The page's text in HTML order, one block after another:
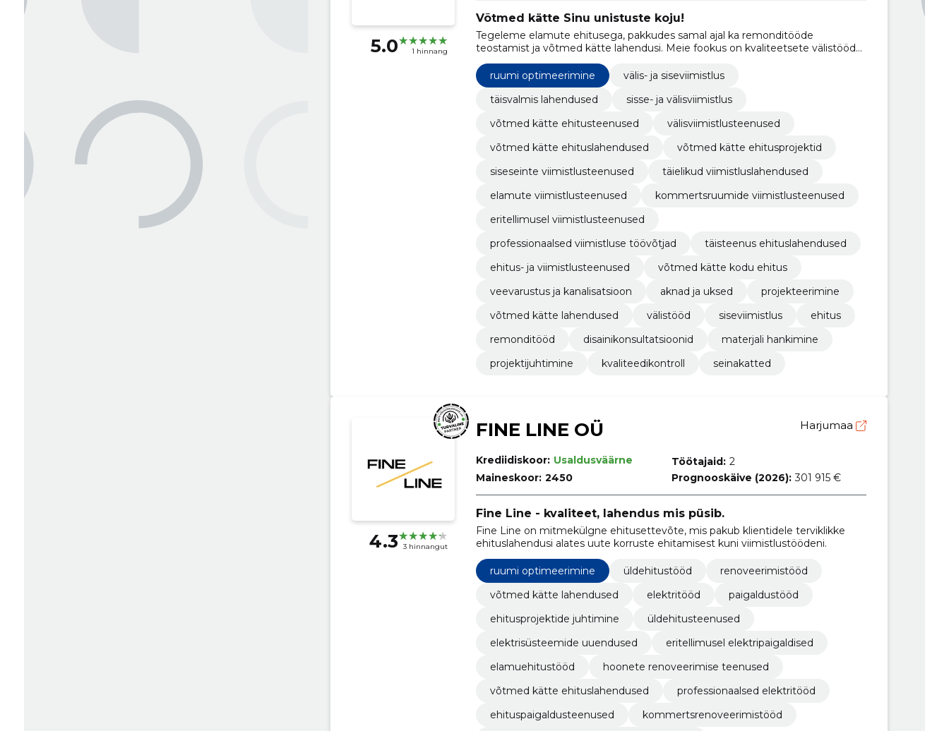
5.0 1 hinnang
Võtmed kätte Sinu unistuste koju!
Tegeleme elamute ehitusega, pakkudes samal ajal ka remonditööde
teostamist ja võtmed kätte lahendusi. Meie fookus on kvaliteetsete välistööde
ja siseviimistluse pakkumisel!
ruumi optimeerimine
välis- ja siseviimistlus
täisvalmis lahendused
sisse- ja välisviimistlus
võtmed kätte ehitusteenused
välisviimistlusteenused
võtmed kätte ehituslahendused
võtmed kätte ehitusprojektid
siseseinte viimistlusteenused
täielikud viimistluslahendused
elamute viimistlusteenused
kommertsruumide viimistlusteenused
eritellimusel viimistlusteenused
professionaalsed viimistluse töövõtjad
täisteenus ehituslahendused
ehitus- ja viimistlusteenused
võtmed kätte kodu ehitus
veevarustus ja kanalisatsioon
aknad ja uksed
projekteerimine
võtmed kätte lahendused
välistööd siseviimistlus
ehitus
remonditööd
disainikonsultatsioonid
materjali hankimine
projektijuhtimine
kvaliteedikontroll seinakatted
4.3 3 hinnangut
FINE LINE OÜ Harjumaa
Krediidiskoor: Usaldusväärne
Maineskoor: 2450
Töötajaid: 2
Prognooskäive (2026): 301 915 €
Fine Line - kvaliteet, lahendus mis püsib.
Fine Line on mitmekülgne ehitusettevõte, mis pakub klientidele terviklikke
ehituslahendusi alates uute korruste ehitamisest kuni viimistlustöödeni.
ruumi optimeerimine üldehitustööd
renoveerimistööd
võtmed kätte lahendused
elektritööd
paigaldustööd
ehitusprojektide juhtimine
üldehitusteenused
elektrisüsteemide uuendused
eritellimusel elektripaigaldised
elamuehitustööd
hoonete renoveerimise teenused
võtmed kätte ehituslahendused
professionaalsed elektritööd
ehituspaigaldusteenused
kommertsrenoveerimistööd